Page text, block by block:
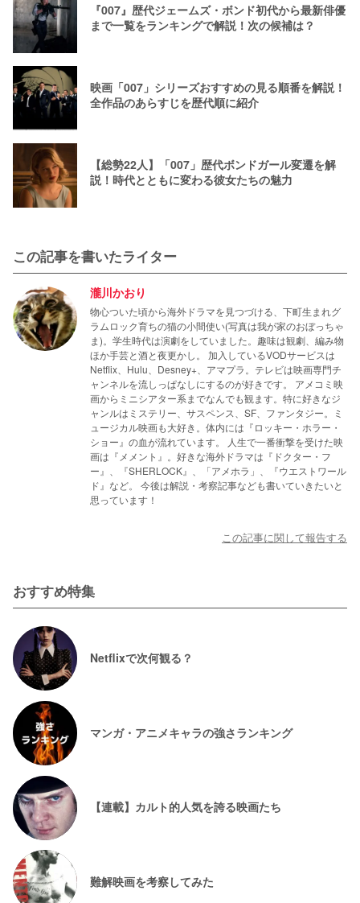
『007』歴代ジェームズ・ボンド初代から最新俳優
まで一覧をランキングで解説！次の候補は？
映画「007」シリーズおすすめの見る順番を解説！
全作品のあらすじを歴代順に紹介
【総勢22人】「007」歴代ボンドガール変遷を解
説！時代とともに変わる彼女たちの魅力
この記事を書いたライター
瀧川かおり
物心ついた頃から海外ドラマを見つづける、下町生まれグ
ラムロック育ちの猫の小間使い(写真は我が家のおぼっちゃ
ま)。学生時代は演劇をしていました。趣味は観劇、編み物
ほか手芸と酒と夜更かし。 加入しているVODサービスは
Netflix、Hulu、Desney+、アマプラ。テレビは映画専門チ
ャンネルを流しっぱなしにするのが好きです。 アメコミ映
画からミニシアター系までなんでも観ます。特に好きなジ
ャンルはミステリー、サスペンス、SF、ファンタジー。ミ
ュージカル映画も大好き。体内には『ロッキー・ホラー・
ショー』の血が流れています。 人生で一番衝撃を受けた映
画は『メメント』。好きな海外ドラマは『ドクター・フ
ー』、『SHERLOCK』、「アメホラ」、『ウエストワール
ド』など。 今後は解説・考察記事なども書いていきたいと
思っています！
この記事に関して報告する
おすすめ特集
Netflixで次何観る？
マンガ・アニメキャラの強さランキング
【連載】カルト的人気を誇る映画たち
難解映画を考察してみた